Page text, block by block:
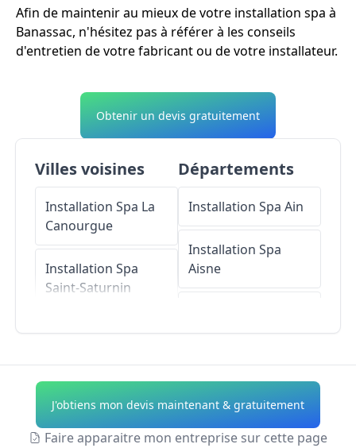
Afin de maintenir au mieux de votre installation spa à
Banassac, n'hésitez pas à référer à les conseils
d'entretien de votre fabricant ou de votre installateur.
Obtenir un devis gratuitement
Villes voisines
Installation Spa La
Canourgue
Installation Spa
Saint-Saturnin
Installation Spa
Saint-Germain-du-
Teil
Départements
Installation Spa Ain
Installation Spa
Aisne
Allier
Provence
J'obtiens mon devis maintenant & gratuitement
Faire apparaitre mon entreprise sur cette page